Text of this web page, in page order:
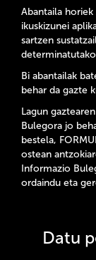
Abantaila
ikuskizunei
sartzen
Bi abantailak
behar da gazte
Lagun
Bulegora jo
bestela,
ostean
Informazio
ordaindu eta
Datu